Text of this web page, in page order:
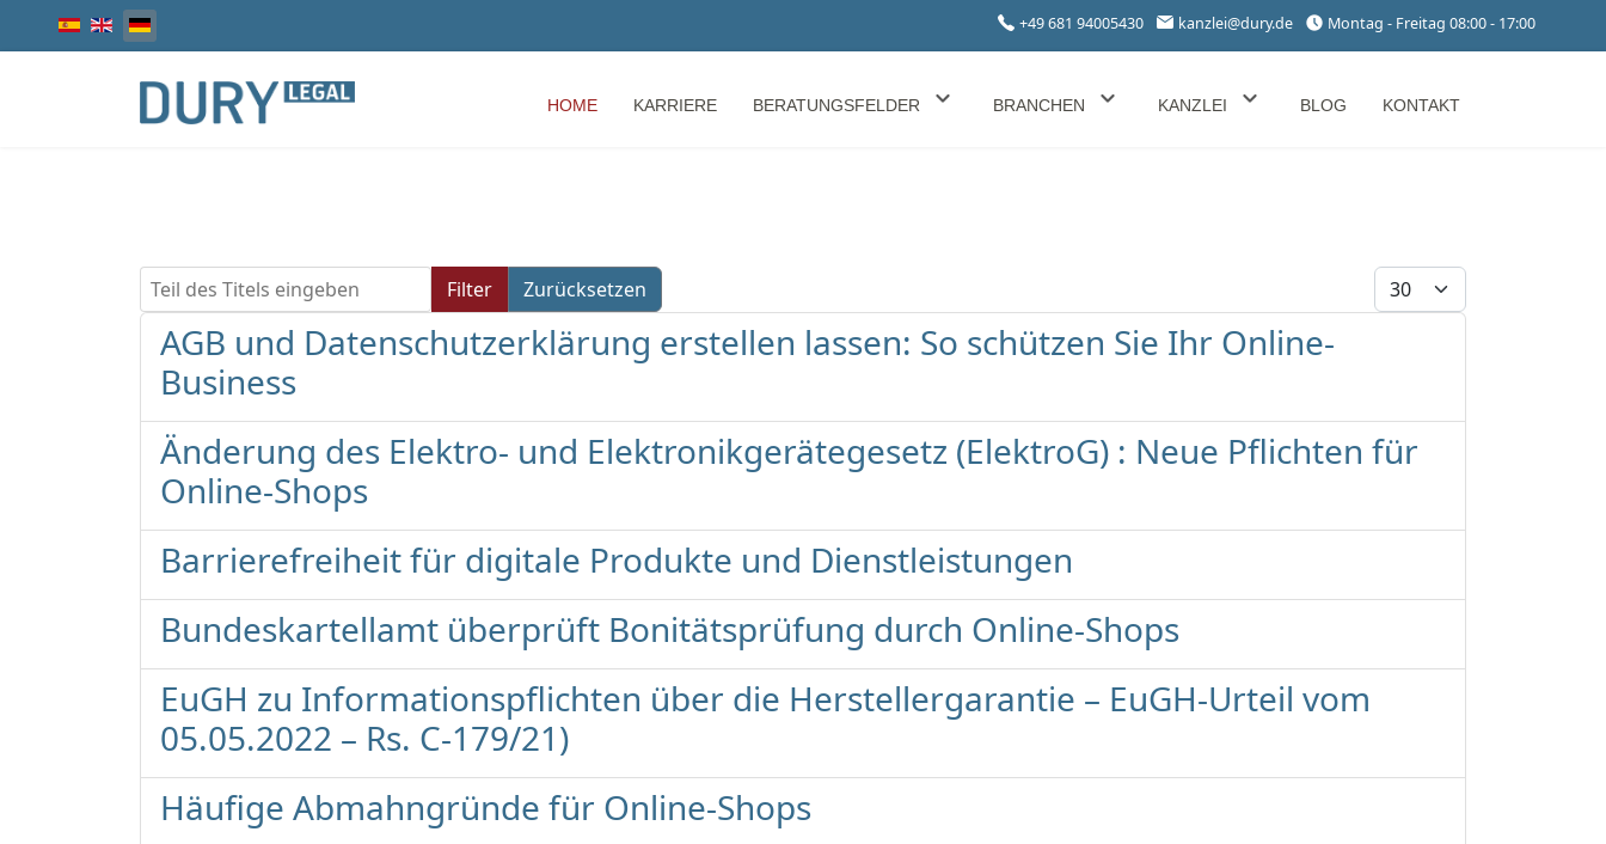
Sprache auswählen +49 681 94005430 kanzlei@dury.de Montag - Freitag 08:00 - 17:00
HOME KARRIERE BERATUNGSFELDER BRANCHEN KANZLEI BLOG KONTAKT
Teil des Titels eingeben Filter Zurücksetzen Anzeige #
AGB und Datenschutzerklärung erstellen lassen: So schützen Sie Ihr Online-
Business
Änderung des Elektro- und Elektronikgerätegesetz (ElektroG) : Neue Pflichten für
Online-Shops
Barrierefreiheit für digitale Produkte und Dienstleistungen
Bundeskartellamt überprüft Bonitätsprüfung durch Online-Shops
EuGH zu Informationspflichten über die Herstellergarantie – EuGH-Urteil vom
05.05.2022 – Rs. C-179/21)
Häufige Abmahngründe für Online-Shops